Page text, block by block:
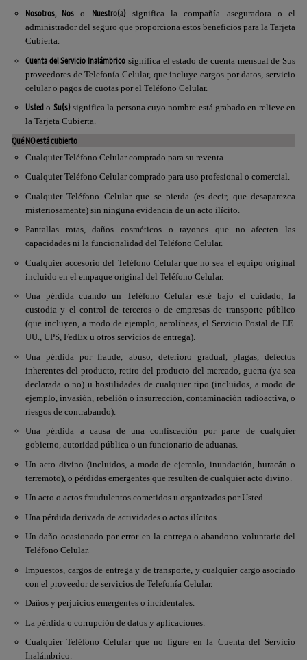
Nosotros, Nos o Nuestro(a) significa la compañía aseguradora o el
administrador del seguro que proporciona estos beneficios para la Tarjeta
Cubierta.
Cuenta del Servicio Inalámbrico significa el estado de cuenta mensual de Sus
proveedores de Telefonía Celular, que incluye cargos por datos, servicio
celular o pagos de cuotas por el Teléfono Celular.
Usted o Su(s) significa la persona cuyo nombre está grabado en relieve en
la Tarjeta Cubierta.
Qué NO está cubierto
Cualquier Teléfono Celular comprado para su reventa.
Cualquier Teléfono Celular comprado para uso profesional o comercial.
Cualquier Teléfono Celular que se pierda (es decir, que desaparezca
misteriosamente) sin ninguna evidencia de un acto ilícito.
Pantallas rotas, daños cosméticos o rayones que no afecten las
capacidades ni la funcionalidad del Teléfono Celular.
Cualquier accesorio del Teléfono Celular que no sea el equipo original
incluido en el empaque original del Teléfono Celular.
Una pérdida cuando un Teléfono Celular esté bajo el cuidado, la
custodia y el control de terceros o de empresas de transporte público
(que incluyen, a modo de ejemplo, aerolíneas, el Servicio Postal de EE.
UU., UPS, FedEx u otros servicios de entrega).
Una pérdida por fraude, abuso, deterioro gradual, plagas, defectos
inherentes del producto, retiro del producto del mercado, guerra (ya sea
declarada o no) u hostilidades de cualquier tipo (incluidos, a modo de
ejemplo, invasión, rebelión o insurrección, contaminación radioactiva, o
riesgos de contrabando).
Una pérdida a causa de una confiscación por parte de cualquier
gobierno, autoridad pública o un funcionario de aduanas.
Un acto divino (incluidos, a modo de ejemplo, inundación, huracán o
terremoto), o pérdidas emergentes que resulten de cualquier acto divino.
Un acto o actos fraudulentos cometidos u organizados por Usted.
Una pérdida derivada de actividades o actos ilícitos.
Un daño ocasionado por error en la entrega o abandono voluntario del
Teléfono Celular.
Impuestos, cargos de entrega y de transporte, y cualquier cargo asociado
con el proveedor de servicios de Telefonía Celular.
Daños y perjuicios emergentes o incidentales.
La pérdida o corrupción de datos y aplicaciones.
Cualquier Teléfono Celular que no figure en la Cuenta del Servicio
Inalámbrico.